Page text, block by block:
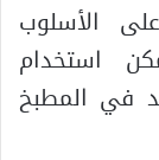
الأسلوب
استخدام
في المطبخ